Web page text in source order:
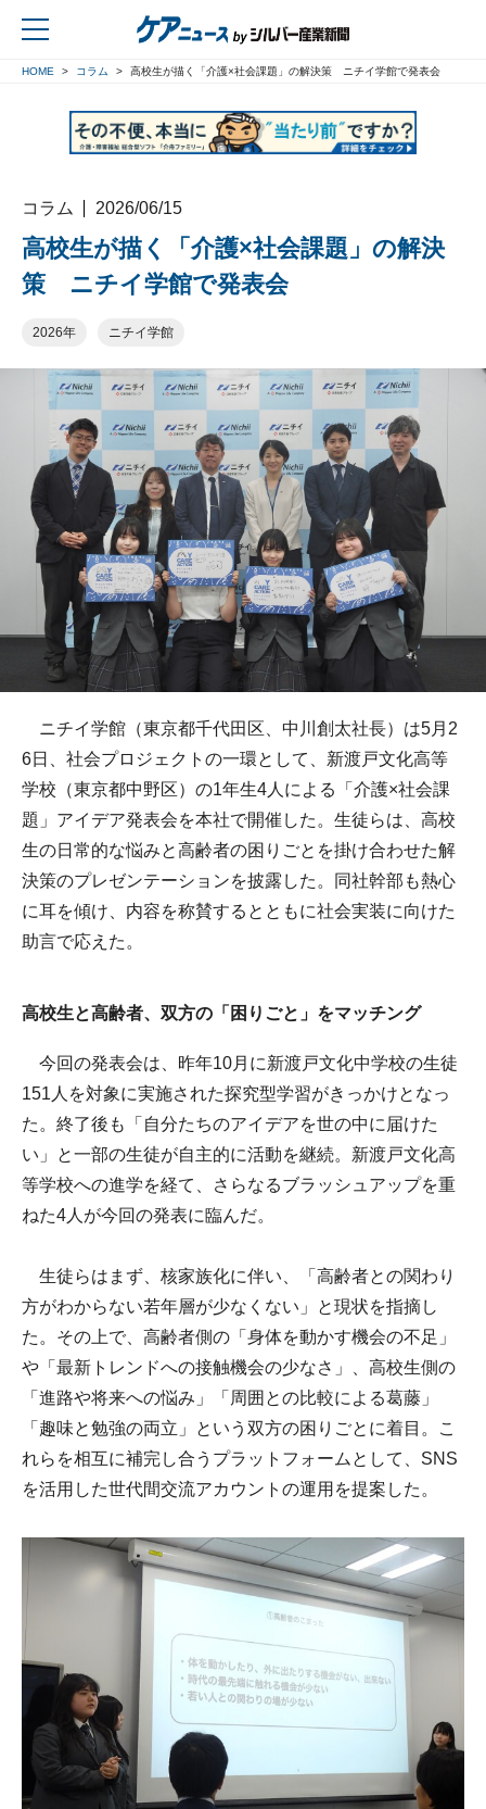
HOME コラム 高校生が描く「介護×社会課題」の解決策 ニチイ学館で発表会
コラム 2026/06/15
高校生が描く「介護×社会課題」の解決
策 ニチイ学館で発表会
2026年 ニチイ学館
ニチイ学館（東京都千代田区、中川創太社長）は5月2
6日、社会プロジェクトの一環として、新渡戸文化高等
学校（東京都中野区）の1年生4人による「介護×社会課
題」アイデア発表会を本社で開催した。生徒らは、高校
生の日常的な悩みと高齢者の困りごとを掛け合わせた解
決策のプレゼンテーションを披露した。同社幹部も熱心
に耳を傾け、内容を称賛するとともに社会実装に向けた
助言で応えた。
高校生と高齢者、双方の「困りごと」をマッチング
今回の発表会は、昨年10月に新渡戸文化中学校の生徒
151人を対象に実施された探究型学習がきっかけとなっ
た。終了後も「自分たちのアイデアを世の中に届けた
い」と一部の生徒が自主的に活動を継続。新渡戸文化高
等学校への進学を経て、さらなるブラッシュアップを重
ねた4人が今回の発表に臨んだ。
生徒らはまず、核家族化に伴い、「高齢者との関わり
方がわからない若年層が少なくない」と現状を指摘し
た。その上で、高齢者側の「身体を動かす機会の不足」
や「最新トレンドへの接触機会の少なさ」、高校生側の
「進路や将来への悩み」「周囲との比較による葛藤」
「趣味と勉強の両立」という双方の困りごとに着目。こ
れらを相互に補完し合うプラットフォームとして、SNS
を活用した世代間交流アカウントの運用を提案した。